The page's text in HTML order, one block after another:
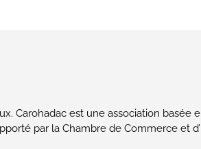
Carohadac est une association
par la Chambre de Commerce et